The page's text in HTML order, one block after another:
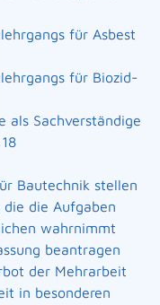
für Asbest
für Biozid-
als Sachverständige
Bautechnik stellen
die Aufgaben
wahrnimmt
beantragen
der Mehrarbeit
in besonderen